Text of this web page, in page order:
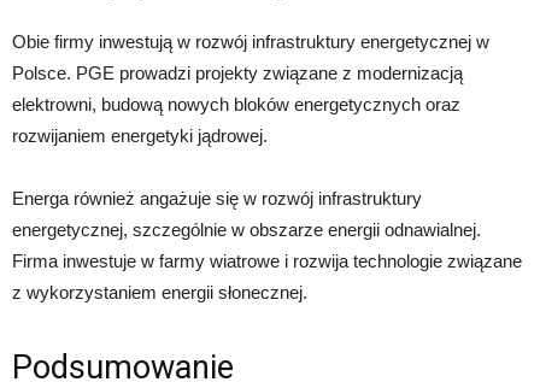
Obie firmy inwestują w rozwój infrastruktury energetycznej w
Polsce. PGE prowadzi projekty związane z modernizacją
elektrowni, budową nowych bloków energetycznych oraz
rozwijaniem energetyki jądrowej.
Energa również angażuje się w rozwój infrastruktury
energetycznej, szczególnie w obszarze energii odnawialnej.
Firma inwestuje w farmy wiatrowe i rozwija technologie związane
z wykorzystaniem energii słonecznej.
Podsumowanie